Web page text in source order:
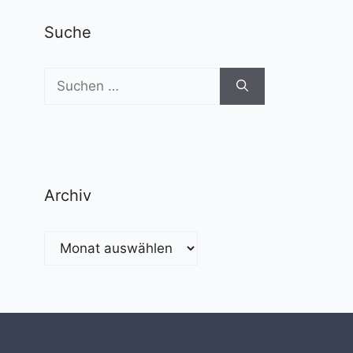
Suche
nach:
Archiv
Archiv